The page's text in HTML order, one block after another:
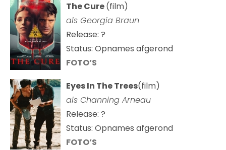
The Cure(film)
als Georgia Braun
Release: ?
Status: Opnames afgerond
FOTO’S
Eyes In The Trees(film)
als Channing Arneau
Release: ?
Status: Opnames afgerond
FOTO’S